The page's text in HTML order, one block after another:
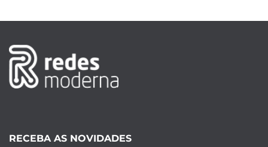
RECEBA AS NOVIDADES